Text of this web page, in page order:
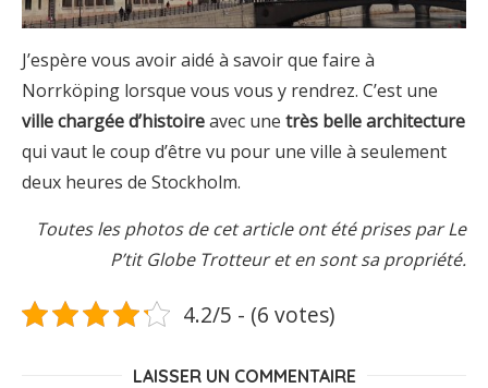
J’espère vous avoir aidé à savoir que faire à
Norrköping lorsque vous vous y rendrez. C’est une
ville chargée d’histoireavec une très belle architecture
qui vaut le coup d’être vu pour une ville à seulement
deux heures de Stockholm.
Toutes les photos de cet article ont été prises par Le
P’tit Globe Trotteur et en sont sa propriété.
4.2/5 - (6 votes)
LAISSER UN COMMENTAIRE